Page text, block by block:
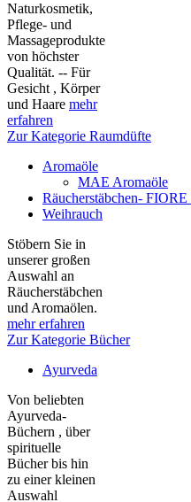
Naturkosmetik,
Pflege- und
Massageprodukte
von höchster
Qualität. -- Für
Gesicht , Körper
und Haare mehr
erfahren
Zur Kategorie Raumdüfte
Aromaöle
MAE Aromaöle
Räucherstäbchen-
Weihrauch
Stöbern Sie in
unserer großen
Auswahl an
Räucherstäbchen
und Aromaölen.
mehr erfahren
Zur Kategorie Bücher
Ayurveda
Von beliebten
Ayurveda-
Büchern , über
spirituelle
Bücher bis hin
zu einer kleinen
Auswahl